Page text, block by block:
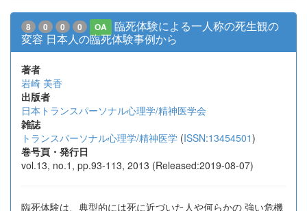
8 0 0 0 OA
臨死体験による一人称の死生観の
変容 日本人の臨死体験事例から
著者
岩崎 美香
出版者
日本トランスパーソナル心理学/精神医学会
雑誌
トランスパーソナル心理学/精神医学 (ISSN:13454501)
巻号頁・発行日
vol.13, no.1, pp.93-113, 2013 (Released:2019-08-07)
臨死体験は、典型的には死に近づいた人や何らかの 強い危機